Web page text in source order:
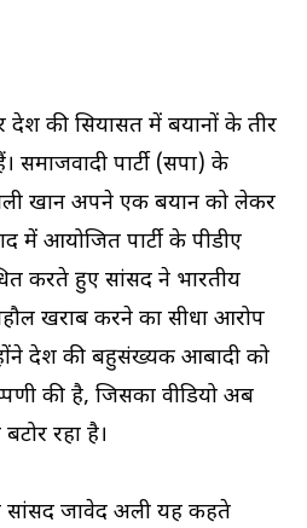
प्रदेश की सियासत में बयानों के तीर
समाजवादी पार्टी (सपा) के
खान अपने एक बयान को लेकर
में आयोजित पार्टी के पीडीए
करते हुए सांसद ने भारतीय
खराब करने का सीधा आरोप
देश की बहुसंख्यक आबादी को
की है, जिसका वीडियो अब
रहा है।
सांसद जावेद अली यह कहते